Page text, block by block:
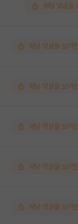
해당 댓글을
해당 댓글을 보려
해당 댓글을 보려
해당 댓글을 보려
해당 댓글을 보려
해당 댓글을 보려